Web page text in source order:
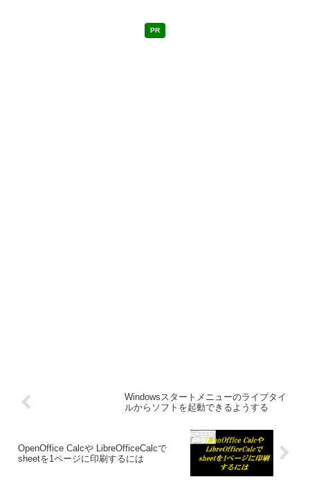
PR
Windowsスタートメニューのライブタイ
ルからソフトを起動できるようする
OpenOffice Calcや LibreOfficeCalcで
sheetを1ページに印刷するには